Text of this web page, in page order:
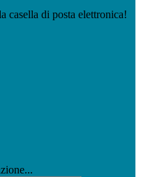
casella di posta elettronica!